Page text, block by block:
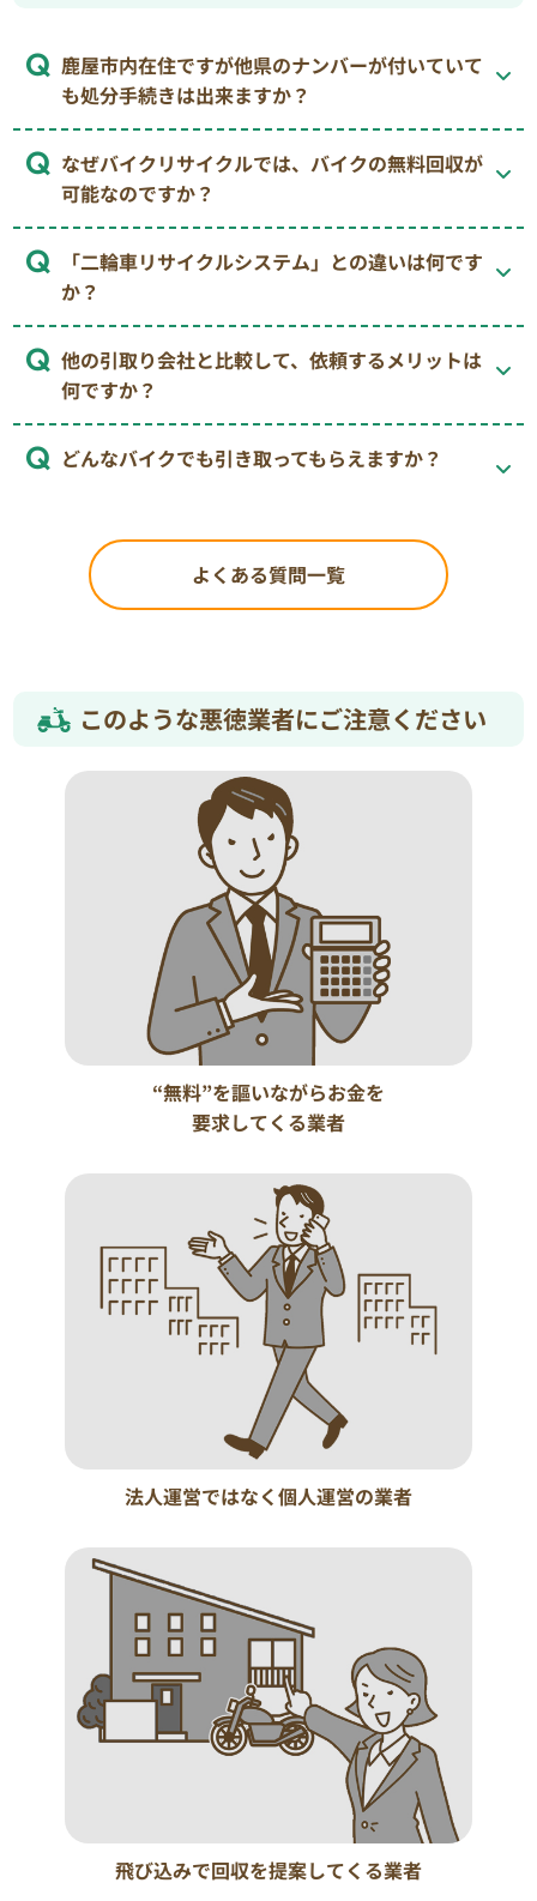
鹿屋市内在住ですが他県のナンバーが付いていて
も処分手続きは出来ますか？
なぜバイクリサイクルでは、バイクの無料回収が
可能なのですか？
「二輪車リサイクルシステム」との違いは何です
か？
他の引取り会社と比較して、依頼するメリットは
何ですか？
どんなバイクでも引き取ってもらえますか？
よくある質問一覧
このような悪徳業者にご注意ください
“無料”を謳いながらお金を
要求してくる業者
法人運営ではなく個人運営の業者
飛び込みで回収を提案してくる業者